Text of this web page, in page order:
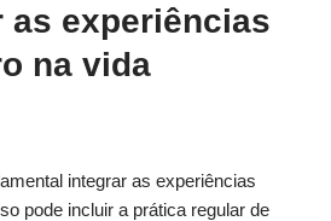
as experiências
na vida
integrar as experiências
pode incluir a prática regular de